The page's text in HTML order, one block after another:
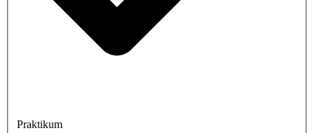
Praktikum